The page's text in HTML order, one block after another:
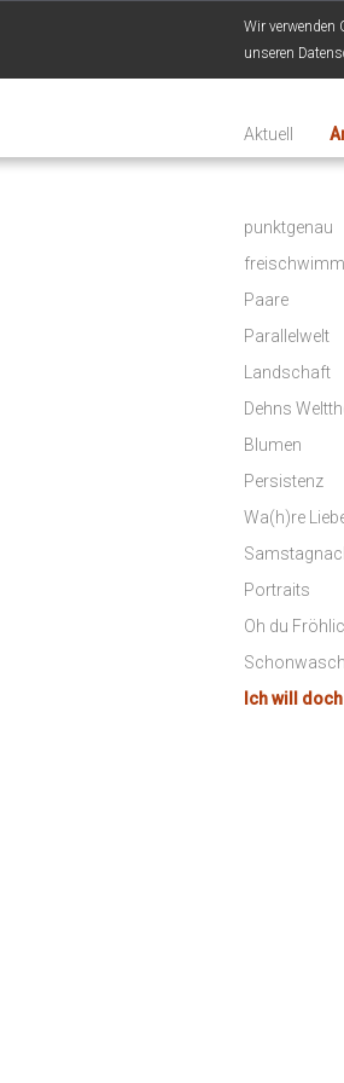
Wir verwenden
unseren
Aktuell
punktgenau
Paare
Parallelwelt
Landschaft
Dehns
Blumen
Persistenz
Wa(h)re
Portraits
Oh du
Ich will